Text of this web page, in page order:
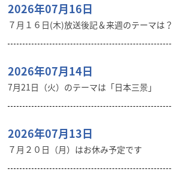
2026年07月16日
７月１６日(木)放送後記＆来週のテーマは？
2026年07月14日
7月21日（火）のテーマは「日本三景」
2026年07月13日
７月２０日（月）はお休み予定です